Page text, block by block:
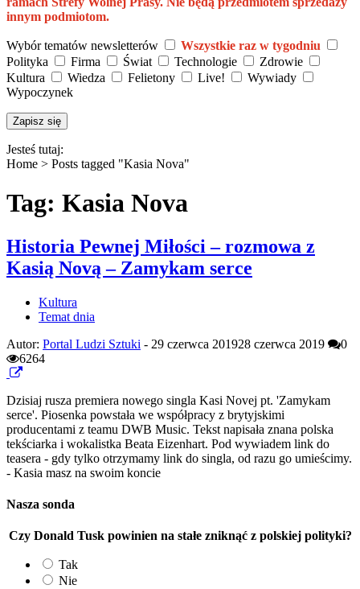
innym podmiotom.
Wybór tematów newsletterów
Wszystkie raz w tygodniu
Polityka
Firma Świat Technologie
Zdrowie
Kultura
Wiedza Felietony Live!
Wywiady
Wypoczynek
Jesteś tutaj:
Home > Posts tagged "Kasia Nova"
Tag: Kasia Nova
Historia Pewnej Miłości – rozmowa z
Kasią Novą – Zamykam serce
Kultura
Temat dnia
Autor: Portal Ludzi Sztuki - 29 czerwca 201928 czerwca 2019
0
6264
Dzisiaj rusza premiera nowego singla Kasi Novej pt. 'Zamykam
serce'. Piosenka powstała we współpracy z brytyjskimi
producentami z teamu DWB Music. Tekst napisała znana polska
tekściarka i wokalistka Beata Eizenhart. Pod wywiadem link do
teasera - gdy tylko otrzymamy link do singla, od razu go umieścimy.
- Kasia masz na swoim koncie
Nasza sonda
Czy Donald Tusk powinien na stałe zniknąć z polskiej polityki?
Tak
Nie